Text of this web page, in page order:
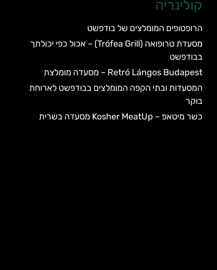
קולינריה
הרופטופים המומלצים של בודפשט
מסעדת טרופואה (Trófea Grill) – אכול כפי יכולתך
בבודפשט
Retró Lángos Budapest – מסעדה מומלצת
המסעדות ובתי הקפה המומלצים בבודפשט לארוחת
בוקר
כשר מיטאפ – Kosher MeatUp מסעדה בשרית